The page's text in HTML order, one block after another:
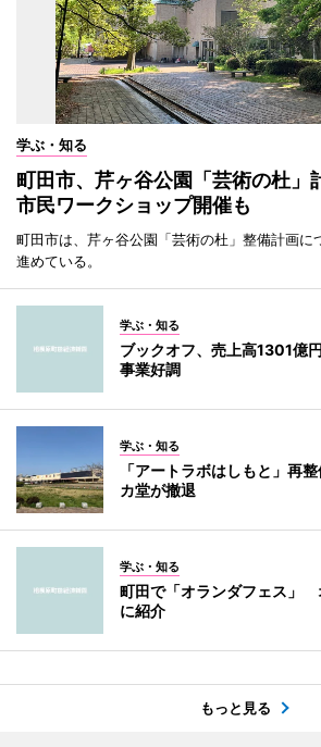
学ぶ・知る
町田市、芹ヶ谷公園「芸術の杜
市民ワークショップ開催も
町田市は、芹ヶ谷公園「芸術の杜」整備計画に
進めている。
学ぶ・知る
ブックオフ、売上高1301億
事業好調
学ぶ・知る
「アートラボはしもと」再
カ堂が撤退
学ぶ・知る
町田で「オランダフェス」
に紹介
もっと見る